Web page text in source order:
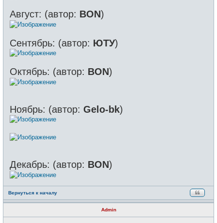
Август: (автор: BON)
Сентябрь: (автор: ЮТУ)
Октябрь: (автор: BON)
Ноябрь: (автор: Gelo-bk)
Декабрь: (автор: BON)
Вернуться к началу
Admin